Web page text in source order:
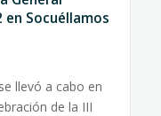
en Socuéllamos
llevó a cabo en
de la III